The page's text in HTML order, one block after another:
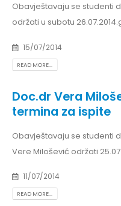
Obavještavaju se studenti
održati u subotu
15/07/2014
READ MORE...
Doc.dr Vera
termina za ispite
Obavještavaju se studenti
Vere Milošević održati
11/07/2014
READ MORE...